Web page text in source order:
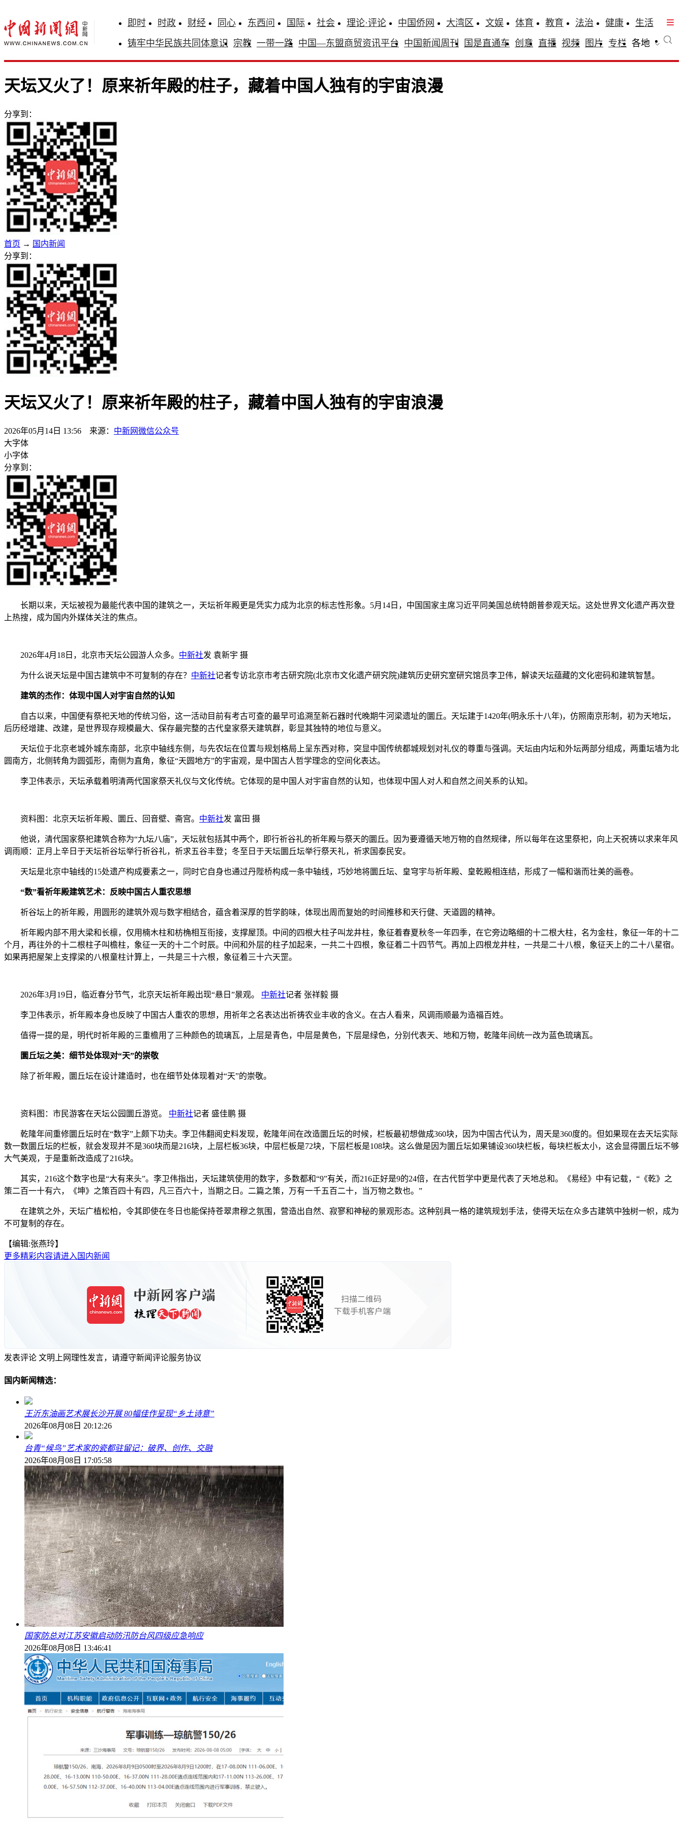
即时 时政 财经 同心 东西问 国际 社会 理论·评论 中国侨网 大湾区 文娱 体育 教育 法治 健康
生活
铸牢中华民族共同体意识 宗教 一带一路 中国—东盟商贸资讯平台 中国新闻周刊 国是直通车 创意 直播 视频 图片 专栏 各地
天坛又火了！原来祈年殿的柱子，藏着中国人独有的宇宙浪漫
分享到：
首页 → 国内新闻
分享到：
天坛又火了！原来祈年殿的柱子，藏着中国人独有的宇宙浪漫
2026年05月14日 13:56 来源： 中新网微信公众号
大字体
小字体
分享到：
长期以来，天坛被视为最能代表中国的建筑之一，天坛祈年殿更是凭实力成为北京的标志性形象。5月14日，中国国家主席习近平同美国总统特朗普参观天坛。这处世界文化遗产再次登
上热搜，成为国内外媒体关注的焦点。
2026年4月18日，北京市天坛公园游人众多。 中新社发 袁新宇 摄
为什么说天坛是中国古建筑中不可复制的存在？ 中新社记者专访北京市考古研究院(北京市文化遗产研究院)建筑历史研究室研究馆员李卫伟，解读天坛蕴藏的文化密码和建筑智慧。
建筑的杰作：体现中国人对宇宙自然的认知
自古以来，中国便有祭祀天地的传统习俗，这一活动目前有考古可查的最早可追溯至新石器时代晚期牛河梁遗址的圜丘。天坛建于1420年(明永乐十八年)，仿照南京形制，初为天地坛，
后历经增建、改建，是世界现存规模最大、保存最完整的古代皇家祭天建筑群，彰显其独特的地位与意义。
天坛位于北京老城外城东南部，北京中轴线东侧，与先农坛在位置与规划格局上呈东西对称，突显中国传统都城规划对礼仪的尊重与强调。天坛由内坛和外坛两部分组成，两重坛墙为北
圆南方，北侧转角为圆弧形，南侧为直角，象征“天圆地方”的宇宙观，是中国古人哲学理念的空间化表达。
李卫伟表示，天坛承载着明清两代国家祭天礼仪与文化传统。它体现的是中国人对宇宙自然的认知，也体现中国人对人和自然之间关系的认知。
资料图：北京天坛祈年殿、圜丘、回音壁、斋宫。 中新社发 富田 摄
他说，清代国家祭祀建筑合称为“九坛八庙”，天坛就包括其中两个，即行祈谷礼的祈年殿与祭天的圜丘。因为要遵循天地万物的自然规律，所以每年在这里祭祀，向上天祝祷以求来年风
调雨顺：正月上辛日于天坛祈谷坛举行祈谷礼，祈求五谷丰登；冬至日于天坛圜丘坛举行祭天礼，祈求国泰民安。
天坛是北京中轴线的15处遗产构成要素之一，同时它自身也通过丹陛桥构成一条中轴线，巧妙地将圜丘坛、皇穹宇与祈年殿、皇乾殿相连结，形成了一幅和谐而壮美的画卷。
“数”看祈年殿建筑艺术：反映中国古人重农思想
祈谷坛上的祈年殿，用圆形的建筑外观与数字相结合，蕴含着深厚的哲学韵味，体现出周而复始的时间推移和天行健、天道圆的精神。
祈年殿内部不用大梁和长檩，仅用楠木柱和枋桷相互衔接，支撑屋顶。中间的四根大柱子叫龙井柱，象征着春夏秋冬一年四季，在它旁边略细的十二根大柱，名为金柱，象征一年的十二
个月，再往外的十二根柱子叫檐柱，象征一天的十二个时辰。中间和外层的柱子加起来，一共二十四根，象征着二十四节气。再加上四根龙井柱，一共是二十八根，象征天上的二十八星宿。
如果再把屋架上支撑梁的八根童柱计算上，一共是三十六根，象征着三十六天罡。
2026年3月19日，临近春分节气，北京天坛祈年殿出现“悬日”景观。 中新社记者 张祥毅 摄
李卫伟表示，祈年殿本身也反映了中国古人重农的思想，用祈年之名表达出祈祷农业丰收的含义。在古人看来，风调雨顺最为造福百姓。
值得一提的是，明代时祈年殿的三重檐用了三种颜色的琉璃瓦，上层是青色，中层是黄色，下层是绿色，分别代表天、地和万物，乾隆年间统一改为蓝色琉璃瓦。
圜丘坛之美：细节处体现对“天”的崇敬
除了祈年殿，圜丘坛在设计建造时，也在细节处体现着对“天”的崇敬。
资料图：市民游客在天坛公园圜丘游览。 中新社记者 盛佳鹏 摄
乾隆年间重修圜丘坛时在“数字”上颇下功夫。李卫伟翻阅史料发现，乾隆年间在改造圜丘坛的时候，栏板最初想做成360块，因为中国古代认为，周天是360度的。但如果现在去天坛实际
数一数圜丘坛的栏板，就会发现并不是360块而是216块，上层栏板36块，中层栏板是72块，下层栏板是108块。这么做是因为圜丘坛如果铺设360块栏板，每块栏板太小，这会显得圜丘坛不够
大气美观，于是重新改造成了216块。
其实，216这个数字也是“大有来头”。李卫伟指出，天坛建筑使用的数字，多数都和“9”有关，而216正好是9的24倍，在古代哲学中更是代表了天地总和。《易经》中有记载，“《乾》之
策二百一十有六，《坤》之策百四十有四，凡三百六十，当期之日。二篇之策，万有一千五百二十，当万物之数也。”
在建筑之外，天坛广植松柏，令其即使在冬日也能保持苍翠肃穆之氛围，营造出自然、寂寥和神秘的景观形态。这种别具一格的建筑规划手法，使得天坛在众多古建筑中独树一帜，成为
不可复制的存在。
【编辑:张燕玲】
更多精彩内容请进入国内新闻
发表评论 文明上网理性发言，请遵守新闻评论服务协议
国内新闻精选：
王沂东油画艺术展长沙开展 80幅佳作呈现“乡土诗意”
2026年08月08日 20:12:26
台青“候鸟”艺术家的瓷都驻留记：破界、创作、交融
2026年08月08日 17:05:58
国家防总对江苏安徽启动防汛防台风四级应急响应
2026年08月08日 13:46:41